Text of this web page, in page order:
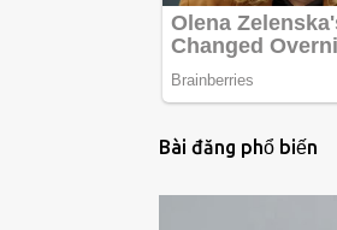
Bài đăng phổ biến